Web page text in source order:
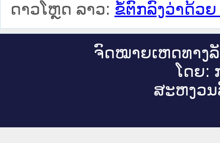
ດາວໂຫຼດ ລາວ: ຂໍ້ຕົກລົງວ່າດ້ວ
ຈົດ​ໝາຍ​ເຫດ​ທາງ​
ໂດຍ:
ສະ​ຫງວນ​